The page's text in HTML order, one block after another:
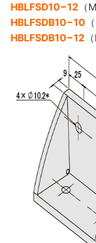
HBLFSD10−12 （
HBLFSDB10−10
HBLFSDB10−12